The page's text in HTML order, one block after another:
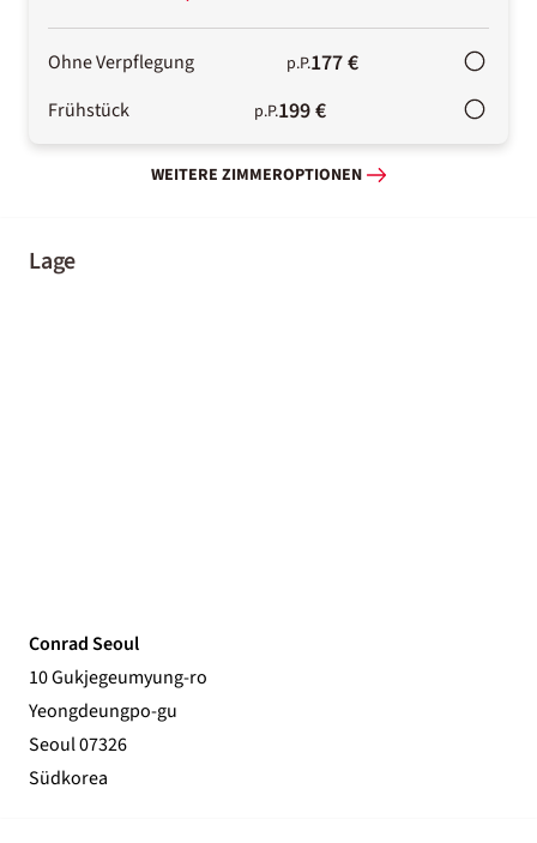
Ohne Verpflegung p.P.177 €
Frühstück p.P.199 €
WEITERE ZIMMEROPTIONEN
Lage
Conrad Seoul
10 Gukjegeumyung-ro
Yeongdeungpo-gu
Seoul 07326
Südkorea